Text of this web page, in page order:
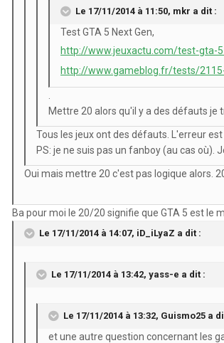
Le 17/11/2014 à 11:50, mkr a dit :
Test GTA 5 Next Gen,
http://www.jeuxactu.com/test-gta-
http://www.gameblog.fr/tests/
Mettre 20 alors qu'il y a des défauts je
Tous les jeux ont des défauts. L'erreur
PS: je ne suis pas un fanboy (au cas où).
Oui mais mettre 20 c'est pas logique alors.
Ba pour moi le 20/20 signifie que GTA 5 est le
Le 17/11/2014 à 14:07, iD_iLyaZ a dit :
Le 17/11/2014 à 13:42, yass-e a dit :
Le 17/11/2014 à 13:32, Guismo25 a
et une autre question concernant les